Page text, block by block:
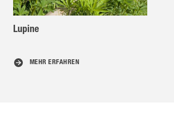
Lupine
MEHR ERFAHREN